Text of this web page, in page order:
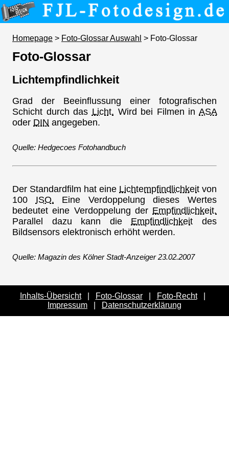
Homepage > Foto-Glossar Auswahl > Foto-Glossar
Foto-Glossar
Lichtempfindlichkeit
Grad der Beeinflussung einer fotografischen
Schicht durch das Licht. Wird bei Filmen in ASA
oder DIN angegeben.
Quelle: Hedgecoes Fotohandbuch
Der Standardfilm hat eine Lichtempfindlichkeit von
100 ISO. Eine Verdoppelung dieses Wertes
bedeutet eine Verdoppelung der Empfindlichkeit.
Parallel dazu kann die Empfindlichkeit des
Bildsensors elektronisch erhöht werden.
Quelle: Magazin des Kölner Stadt-Anzeiger 23.02.2007
Inhalts-Übersicht| Foto-Glossar| Foto-Recht|
Impressum
Datenschutzerklärung